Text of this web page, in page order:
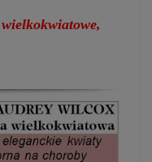
wielkokwiatowe,